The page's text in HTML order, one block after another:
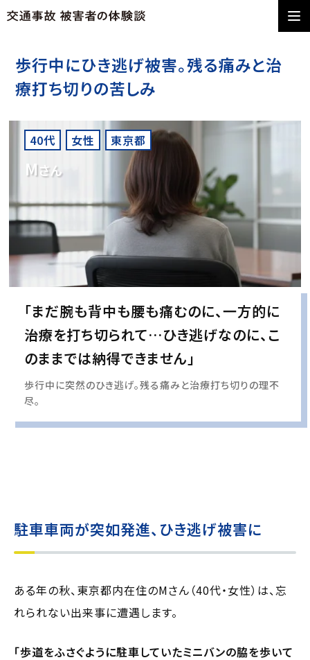
歩行中にひき逃げ被害。残る痛みと治
療打ち切りの苦しみ
40代 女性 東京都
Mさん
「まだ腕も背中も腰も痛むのに、一方的に
治療を打ち切られて…ひき逃げなのに、こ
のままでは納得できません」
歩行中に突然のひき逃げ。残る痛みと治療打ち切りの理不
尽。
駐車車両が突如発進、ひき逃げ被害に
ある年の秋、東京都内在住のMさん（40代・女性）は、忘
れられない出来事に遭遇します。
「歩道をふさぐように駐車していたミニバンの脇を歩いて